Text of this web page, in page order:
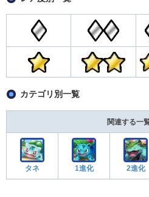
カテゴリ別一覧
関連する一
タネ 1進化 2進化